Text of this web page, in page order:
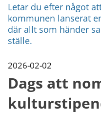
Letar du efter något
kommunen lanserat
där allt som händer
ställe.
2026-02-02
Dags att